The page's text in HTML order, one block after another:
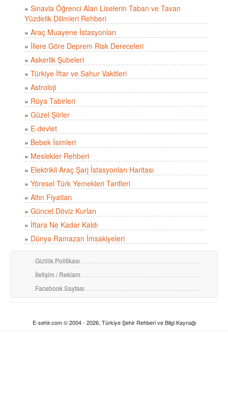
» Sınavla Öğrenci Alan Liselerin Taban ve Tavan
Yüzdelik Dilimleri Rehberi
» Araç Muayene İstasyonları
» İllere Göre Deprem Risk Dereceleri
» Askerlik Şubeleri
» Türkiye İftar ve Sahur Vakitleri
» Astroloji
» Rüya Tabirleri
» Güzel Şiirler
» E-devlet
» Bebek İsimleri
» Meslekler Rehberi
» Elektrikli Araç Şarj İstasyonları Haritası
» Yöresel Türk Yemekleri Tarifleri
» Altın Fiyatları
» Güncel Döviz Kurları
» İftara Ne Kadar Kaldı
» Dünya Ramazan İmsakiyeleri
Gizlilik Politikası
İletişim / Reklam
Facebook Sayfası
E-sehir.com © 2004 - 2026, Türkiye Şehir Rehberi ve Bilgi Kaynağı